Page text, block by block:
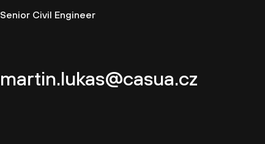
Senior Civil Engineer
martin.lukas@casua.cz